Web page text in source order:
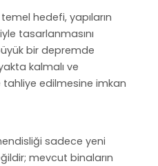
temel hedefi, yapıların
tasarlanmasını
bir depremde
kalmalı ve
tahliye edilmesine imkan
sadece yeni
mevcut binaların